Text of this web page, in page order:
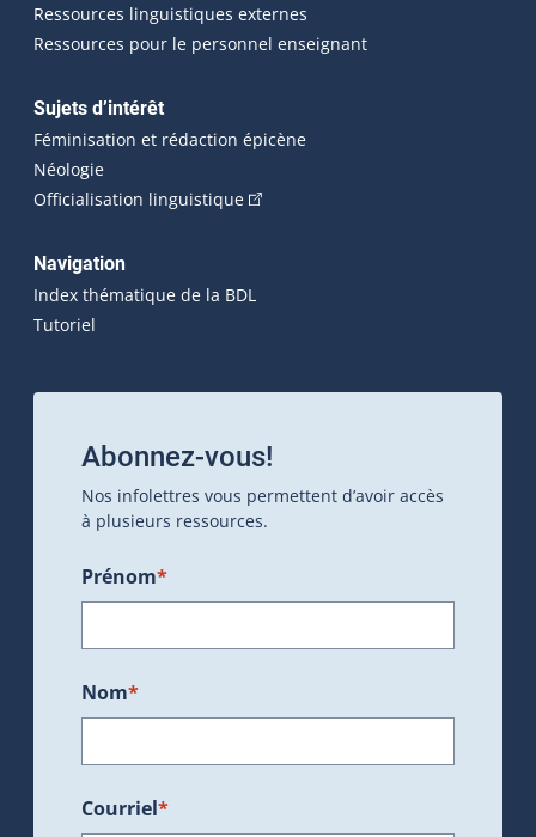
Ressources linguistiques externes
Ressources pour le personnel enseignant
Sujets d’intérêt
Féminisation et rédaction épicène
Néologie
Officialisation linguistique(Cet hyperlien externe s'ouvrira
Navigation
Index thématique de la BDL
Tutoriel
Abonnez-vous!
Nos infolettres vous permettent d’avoir accès
à plusieurs ressources.
Prénom*
Nom*
Courriel*